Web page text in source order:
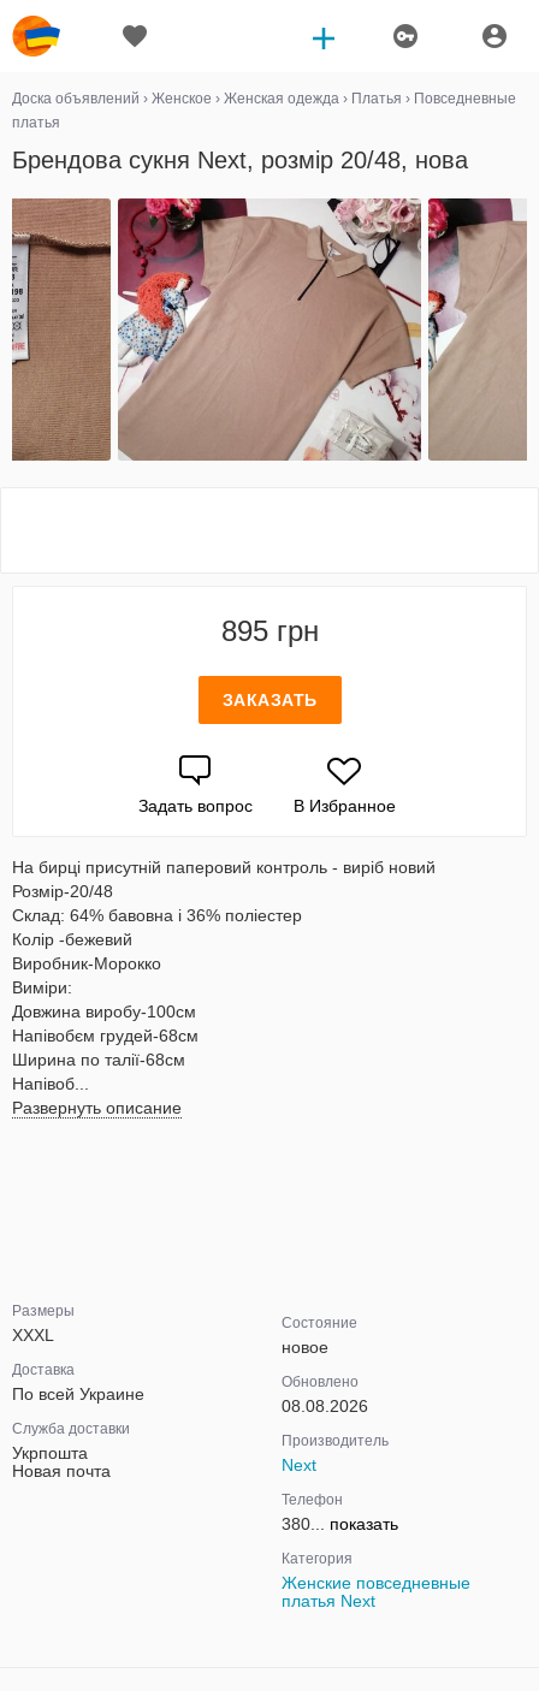
Доска объявлений › Женское › Женская одежда › Платья › Повседневные
платья
Брендова сукня Next, розмір 20/48, нова
895 грн
ЗАКАЗАТЬ
Задать вопрос В Избранное
На бирці присутній паперовий контроль - виріб новий
Розмір-20/48
Склад: 64% бавовна і 36% поліестер
Колір -бежевий
Виробник-Морокко
Виміри:
Довжина виробу-100см
Напівобєм грудей-68см
Ширина по талії-68см
Напівоб...
Развернуть описание
Размеры
XXXL
Доставка
По всей Украине
Служба доставки
Укрпошта
Новая почта
Состояние
новое
Обновлено
08.08.2026
Производитель
Next
Телефон
380... показать
Категория
Женские повседневные
платья Next